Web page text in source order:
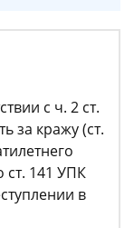
с ч. 2 ст.
за кражу (ст.
ст. 141 УПК
в